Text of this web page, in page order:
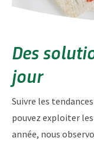
Des
jour
Suivre les
pouvez exploiter
année, nous